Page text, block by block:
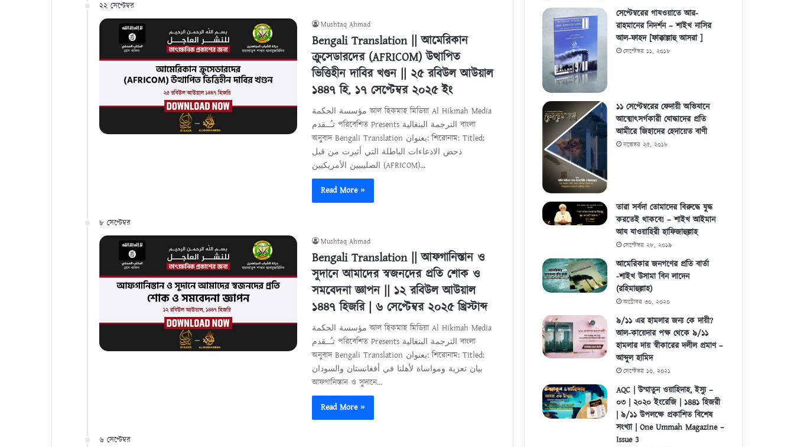
২২ সেপ্টেম্বর
Mushtaq Ahmad
Bengali Translation || আমেরিকান
ক্রুসেডারদের (AFRICOM) উত্থাপিত
ভিত্তিহীন দাবির খণ্ডন || ২৫ রবিউল আউয়াল
১৪৪৭ হি. ১৭ সেপ্টেম্বর ২০২৫ ইং
مؤسسة الحكمة আল হিকমাহ মিডিয়া Al Hikmah Media
تـُــقدم পরিবেশিত Presents الترجمة البنغالية বাংলা
অনুবাদ Bengali Translation بعنوان: শিরোনাম: Titled:
دحض الادعاءات الباطلة التي أثيرت من قبل
الصليبيين الأمريكيين (AFRICOM)…
Read More »
৮ সেপ্টেম্বর
Mushtaq Ahmad
Bengali Translation || আফগানিস্তান ও
সুদানে আমাদের স্বজনদের প্রতি শোক ও
সমবেদনা জ্ঞাপন || ১২ রবিউল আউয়াল
১৪৪৭ হিজরি | ৬ সেপ্টেম্বর ২০২৫ খ্রিস্টাব্দ
مؤسسة الحكمة আল হিকমাহ মিডিয়া Al Hikmah Media
تـُــقدم পরিবেশিত Presents الترجمة البنغالية বাংলা
অনুবাদ Bengali Translation بعنوان: শিরোনাম: Titled:
بيان تعزية ومواساة لأهلنا في أفغانستان والسودان
আফগানিস্তান ও সুদানে…
Read More »
৬ সেপ্টেম্বর
সেপ্টেম্বরের গাযওয়াতে আর-
রাহমানের নিদর্শন – শাইখ নাসির
আল-ফাহদ [ফাক্কাল্লাহু আসরা ]
সেপ্টেম্বর ১১, ২০১৮
১১ সেপ্টেম্বরের ফেদায়ী অভিযানে
আত্মোৎসর্গকারী যোদ্ধাদের প্রতি
আমীরে জিহাদের হেদায়েত বাণী
নভেম্বর ২৫, ২০১৮
তারা সর্বদা তোমাদের বিরুদ্ধে যুদ্ধ
করতেই থাকবে! – শাইখ আইমান
আয যাওয়াহিরী হাফিজাহুল্লাহ
সেপ্টেম্বর ২৮, ২০১৯
আমেরিকার জনগণের প্রতি বার্তা
-শাইখ উসামা বিন লাদেন
(রহিমাহুল্লাহ)
অক্টোবর ৩০, ২০২০
৯/১১ এর হামলার জন্য কে দায়ী?
আল-কায়েদার পক্ষ থেকে ৯/১১
হামলার দায় স্বীকারের দলীল প্রমাণ –
আব্দুল হামিদ
সেপ্টেম্বর ১০, ২০২১
AQC | উম্মাতুন ওয়াহিদাহ, ইস্যু –
০৩ | ২০২০ ইংরেজি | ১৪৪১ হিজরী
| ৯/১১ উপলক্ষে প্রকাশিত বিশেষ
সংখ্যা | One Ummah Magazine –
Issue 3